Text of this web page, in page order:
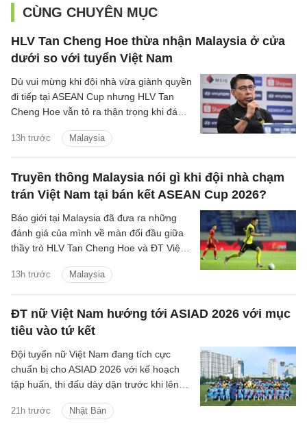
CÙNG CHUYÊN MỤC
HLV Tan Cheng Hoe thừa nhận Malaysia ở cửa
dưới so với tuyển Việt Nam
13h trước Malaysia
Dù vui mừng khi đội nhà vừa giành quyền
đi tiếp tại ASEAN Cup nhưng HLV Tan
Cheng Hoe vẫn tỏ ra thận trọng khi đánh
Việt Nam.
Truyền thông Malaysia nói gì khi đội nhà chạm
trán Việt Nam tại bán kết ASEAN Cup 2026?
13h trước Malaysia
Báo giới tại Malaysia đã đưa ra những
đánh giá của mình về màn đối đầu giữa
thầy trò HLV Tan Cheng Hoe và ĐT Việt
sắp tới.
ĐT nữ Việt Nam hướng tới ASIAD 2026 với mục
tiêu vào tứ kết
21h trước Nhật Bản
Đội tuyển nữ Việt Nam đang tích cực
chuẩn bị cho ASIAD 2026 với kế hoạch
tập huấn, thi đấu dày dặn trước khi lên